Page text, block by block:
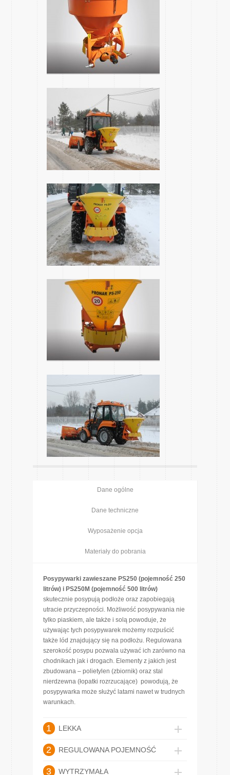
Dane ogólne
Dane techniczne
Wyposażenie opcja
Materiały do pobrania
Posypywarki zawieszane PS250 (pojemność 250
litrów) i PS250M (pojemność 500 litrów)
skutecznie posypują podłoże oraz zapobiegają
utracie przyczepności. Możliwość posypywania nie
tylko piaskiem, ale także i solą powoduje, że
używając tych posypywarek możemy rozpuścić
także lód znajdujący się na podłożu. Regulowana
szerokość posypu pozwala używać ich zarówno na
chodnikach jak i drogach. Elementy z jakich jest
zbudowana – polietylen (zbiornik) oraz stal
nierdzewna (łopatki rozrzucające) powodują, że
posypywarka może służyć latami nawet w trudnych
warunkach.
1 LEKKA
2 REGULOWANA POJEMNOŚĆ
3 WYTRZYMAŁA